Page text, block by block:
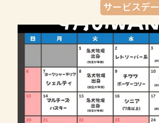
サービスデー